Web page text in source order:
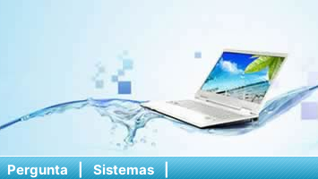
Pergunta | Sistemas |